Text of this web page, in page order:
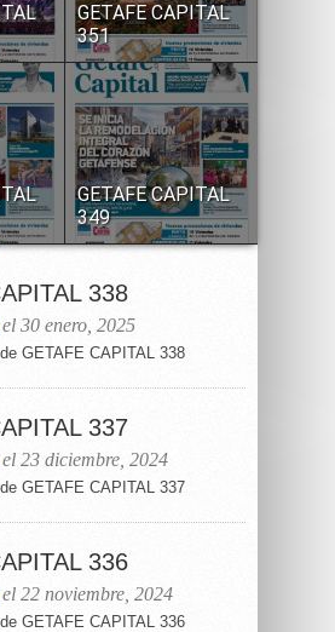
GETAFE CAPITAL
351
GETAFE CAPITAL
349
338
el 30 enero, 2025
GETAFE CAPITAL 338
337
el 23 diciembre, 2024
GETAFE CAPITAL 337
336
el 22 noviembre, 2024
GETAFE CAPITAL 336